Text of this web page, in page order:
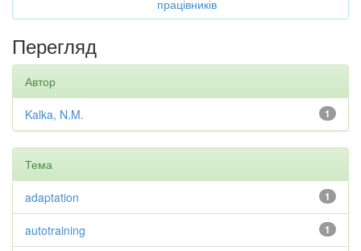
працівників
Перегляд
Автор
1
Kalka, N.M.
Тема
1
adaptation
1
autotraining